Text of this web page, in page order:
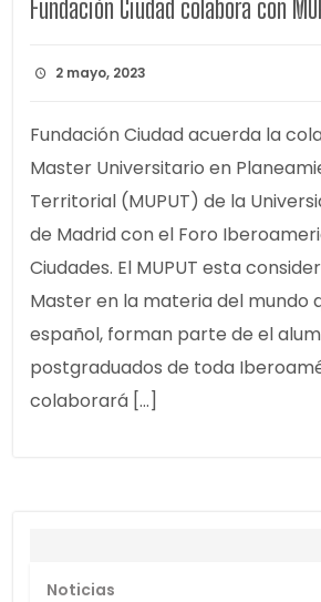
Fundación Ciudad colabora con
2 mayo, 2023
Fundación Ciudad acuerda la
Master Universitario en
Territorial (MUPUT) de la
de Madrid con el Foro
Ciudades. El MUPUT esta
Master en la materia del mundo
español, forman parte de el
postgraduados de toda
colaborará […]
Noticias